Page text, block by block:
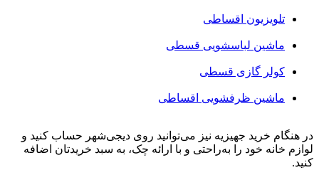
تلویزیون اقساطی
ماشین لباسشویی قسطی
کولر گازی قسطی
ماشین ظرفشویی اقساطی
در هنگام خرید جهیزیه نیز می‌توانید روی دیجی‌شهر حساب کنید و
لوازم خانه خود را به‌راحتی و با ارائه چک، به سبد خریدتان اضافه
کنید.